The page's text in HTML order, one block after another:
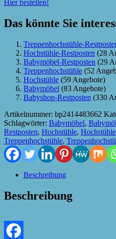
Hier bestellen!
Das könnte Sie
Treppenhochstühle-
Hochstühle-Restposten (28
Babymöbel-Restposten (29
Treppenhochstühle (52
Hochstühle (59 Angebote)
Babymöbel (83 Angebote)
Babyshop-Restposten (330
Artikelnummer: bp2414483662
Schlagwörter: Babymöbel,
Restposten, Hochstühle,
Treppenhochstühle,
Beschreibung
Beschreibung